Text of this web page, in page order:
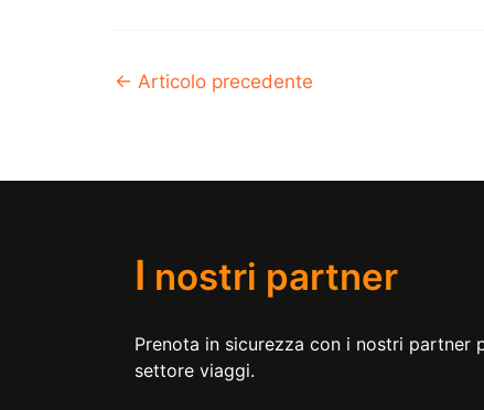
← Articolo precedente
I nostri partner
Prenota in sicurezza con i nostri partner
settore viaggi.